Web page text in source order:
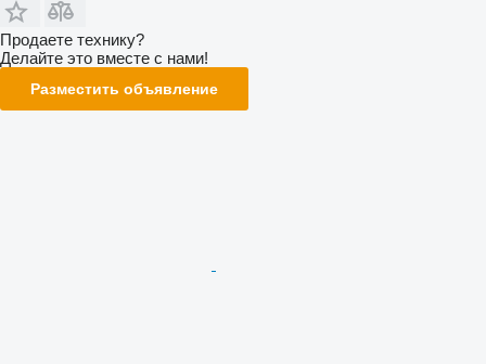
Продаете технику?
Делайте это вместе с нами!
Разместить объявление